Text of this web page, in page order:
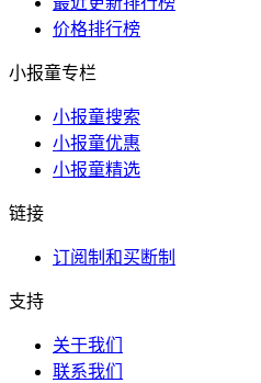
价格排行榜
小报童专栏
小报童搜索
小报童优惠
小报童精选
链接
订阅制和买断制
支持
关于我们
联系我们